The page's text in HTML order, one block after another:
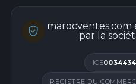
marocventes.com
par la
ICE
REGISTRE DU